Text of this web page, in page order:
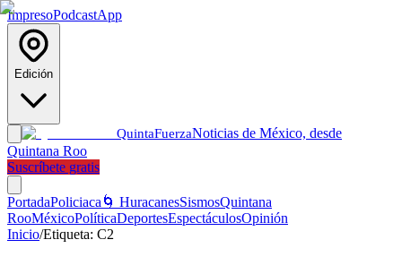
ImpresoPodcastApp
Edición
QuintaFuerzaNoticias de México, desde
Quintana Roo
Suscríbete gratis
PortadaPoliciaca 🌀 HuracanesSismosQuintana
RooMéxicoPolíticaDeportesEspectáculosOpinión
Inicio/Etiqueta: C2